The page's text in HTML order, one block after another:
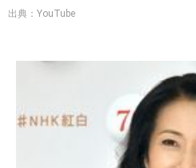
出典：YouTube